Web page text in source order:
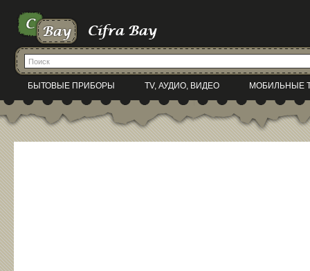
БЫТОВЫЕ ПРИБОРЫ TV, АУДИО, ВИДЕО МОБИЛЬНЫЕ